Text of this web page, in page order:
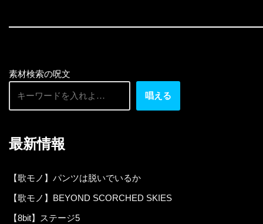
素材検索の呪文
唱える
最新情報
【歌モノ】パンツは脱いでいるか
【歌モノ】BEYOND SCORCHED SKIES
【8bit】ステージ5